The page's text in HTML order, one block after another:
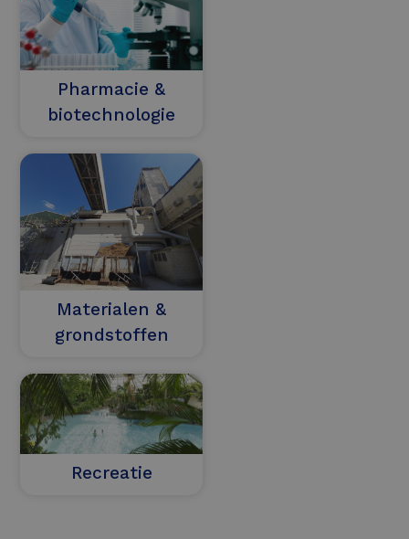
Pharmacie &
biotechnologie
Materialen &
grondstoffen
Recreatie